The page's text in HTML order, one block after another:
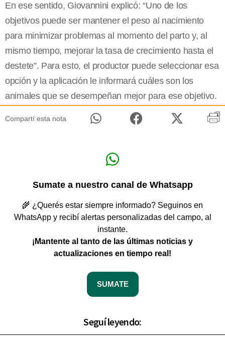
En ese sentido, Giovannini explicó: “Uno de los
objetivos puede ser mantener el peso al nacimiento
para minimizar problemas al momento del parto y, al
mismo tiempo, mejorar la tasa de crecimiento hasta el
destete”. Para esto, el productor puede seleccionar esa
opción y la aplicación le informará cuáles son los
animales que se desempeñan mejor para ese objetivo.
Compartí esta nota
Sumate a nuestro canal de Whatsapp
🌾 ¿Querés estar siempre informado? Seguinos en
WhatsApp y recibí alertas personalizadas del campo, al
instante.
¡Mantente al tanto de las últimas noticias y
actualizaciones en tiempo real!
SUMATE
Seguí leyendo: